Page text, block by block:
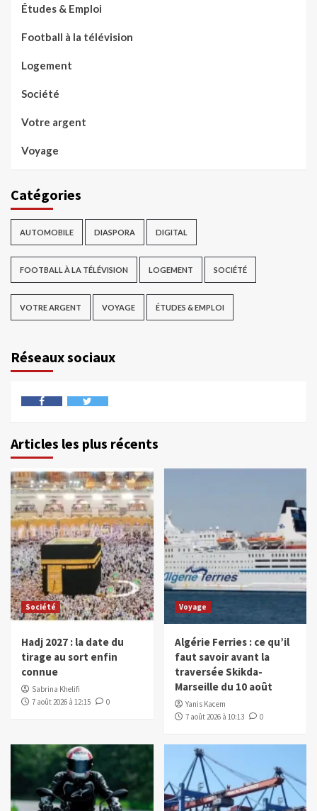
Études & Emploi
Football à la télévision
Logement
Société
Votre argent
Voyage
Catégories
AUTOMOBILE DIASPORA DIGITAL
FOOTBALL À LA TÉLÉVISION LOGEMENT SOCIÉTÉ
VOTRE ARGENT VOYAGE ÉTUDES & EMPLOI
Réseaux sociaux
Articles les plus récents
Société
Hadj 2027 : la date du
tirage au sort enfin
connue
Sabrina Khelifi
7 août 2026 à 12:15
0
Voyage
Algérie Ferries : ce qu’il
faut savoir avant la
traversée Skikda-
Marseille du 10 août
Yanis Kacem
7 août 2026 à 10:13
0